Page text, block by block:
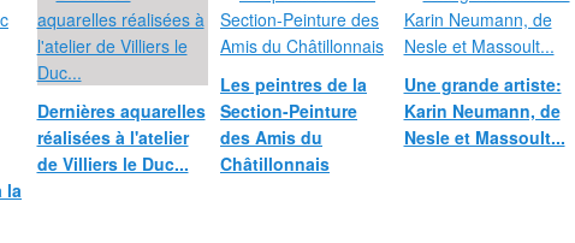
la
Dernières aquarelles
réalisées à l'atelier
de Villiers le Duc...
Les peintres de la
Section-Peinture
des Amis du
Châtillonnais
Une grande artiste:
Karin Neumann, de
Nesle et Massoult...